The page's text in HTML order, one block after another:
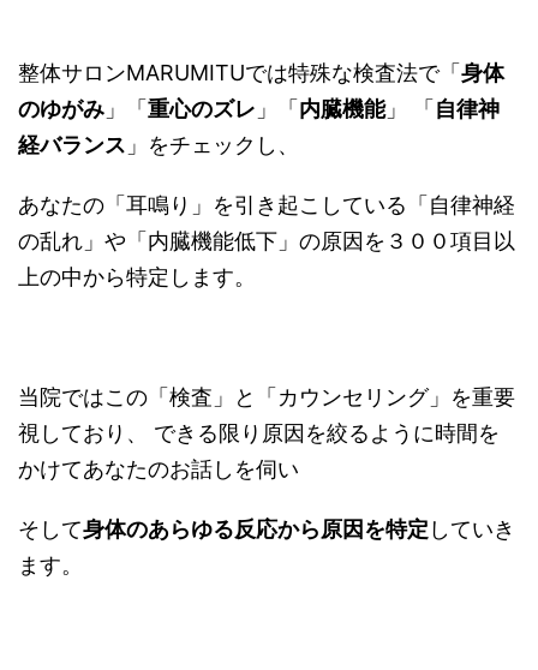
整体サロンMARUMITUでは特殊な検査法で「身体
のゆがみ 」「重心のズレ 」「内臓機能」 「自律神
経バランス 」をチェックし、
あなたの「耳鳴り」を引き起こしている「自律神経
の乱れ」や「内臓機能低下」の原因を３００項目以
上の中から特定します。
当院ではこの「検査」と「カウンセリング」を重要
視しており、 できる限り原因を絞るように時間を
かけてあなたのお話しを伺い
そして身体のあらゆる反応から原因を特定 していき
ます。